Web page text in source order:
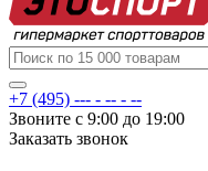
+7 (495) --- - -- - --
Звоните с 9:00 до 19:00
Заказать звонок